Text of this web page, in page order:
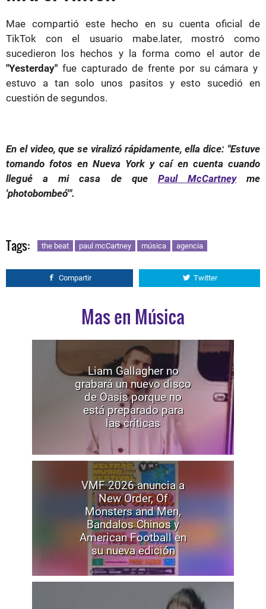
Mae compartió este hecho en su cuenta oficial de
TikTok con el usuario mabe.later, mostró como
sucedieron los hechos y la forma como el autor de
"Yesterday" fue capturado de frente por su cámara y
estuvo a tan solo unos pasitos y esto sucedió en
cuestión de segundos.
En el video, que se viralizó rápidamente, ella dice: "Estuve
tomando fotos en Nueva York y caí en cuenta cuando
llegué a mi casa de que Paul McCartneyme
'photobombeó'".
Tags: the beat paul mcCartney música agencia
Compartir Twitter
Mas en Música
Liam Gallagher no
grabará un nuevo disco
de Oasis porque no
está preparado para
las críticas
VMF 2026 anuncia a
New Order, Of
Monsters and Men,
Bandalos Chinos y
American Football en
su nueva edición